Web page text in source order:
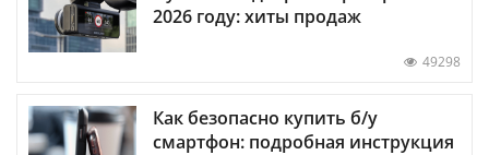
2026 году: хиты продаж
49298
Как безопасно купить б/у
смартфон: подробная инструкция